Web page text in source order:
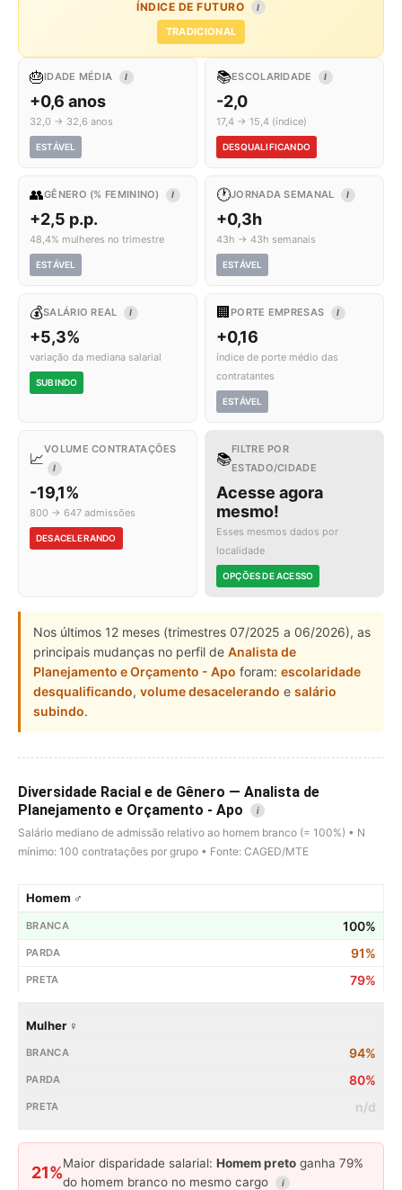
ÍNDICE DE FUTURO I
TRADICIONAL
🎂IDADE MÉDIA I
+0,6 anos
32,0 → 32,6 anos
ESTÁVEL
📚ESCOLARIDADE I
-2,0
17,4 → 15,4 (índice)
DESQUALIFICANDO
👥GÊNERO (% FEMININO) I
+2,5 p.p.
48,4% mulheres no trimestre
ESTÁVEL
🕐JORNADA SEMANAL I
+0,3h
43h → 43h semanais
ESTÁVEL
💰SALÁRIO REAL I
+5,3%
variação da mediana salarial
SUBINDO
🏢 PORTE EMPRESAS I
+0,16
índice de porte médio das
contratantes
ESTÁVEL
📈
VOLUME CONTRATAÇÕES
I
-19,1%
800 → 647 admissões
DESACELERANDO
📚
FILTRE POR
ESTADO/CIDADE
Acesse agora
mesmo!
Esses mesmos dados por
localidade
OPÇÕES DE ACESSO
Nos últimos 12 meses (trimestres 07/2025 a 06/2026), as
principais mudanças no perfil de Analista de
Planejamento e Orçamento - Apo foram: escolaridade
desqualificando, volume desacelerando e salário
subindo.
Diversidade Racial e de Gênero — Analista de
Planejamento e Orçamento - Apo
i
Salário mediano de admissão relativo ao homem branco (= 100%) • N
mínimo: 100 contratações por grupo • Fonte: CAGED/MTE
Homem ♂
100%
91%
79%
Mulher ♀
94%
80%
n/d
21%
Maior disparidade salarial: Homem preto ganha 79%
do homem branco no mesmo cargo
i